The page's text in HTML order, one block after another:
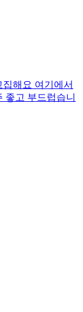
해요 여기에서
좋고 부드럽습니